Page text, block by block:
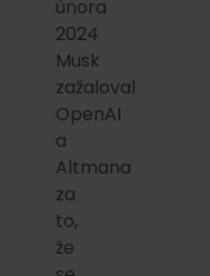
února
2024
Musk
zažaloval
OpenAI
a
Altmana
za
to,
že